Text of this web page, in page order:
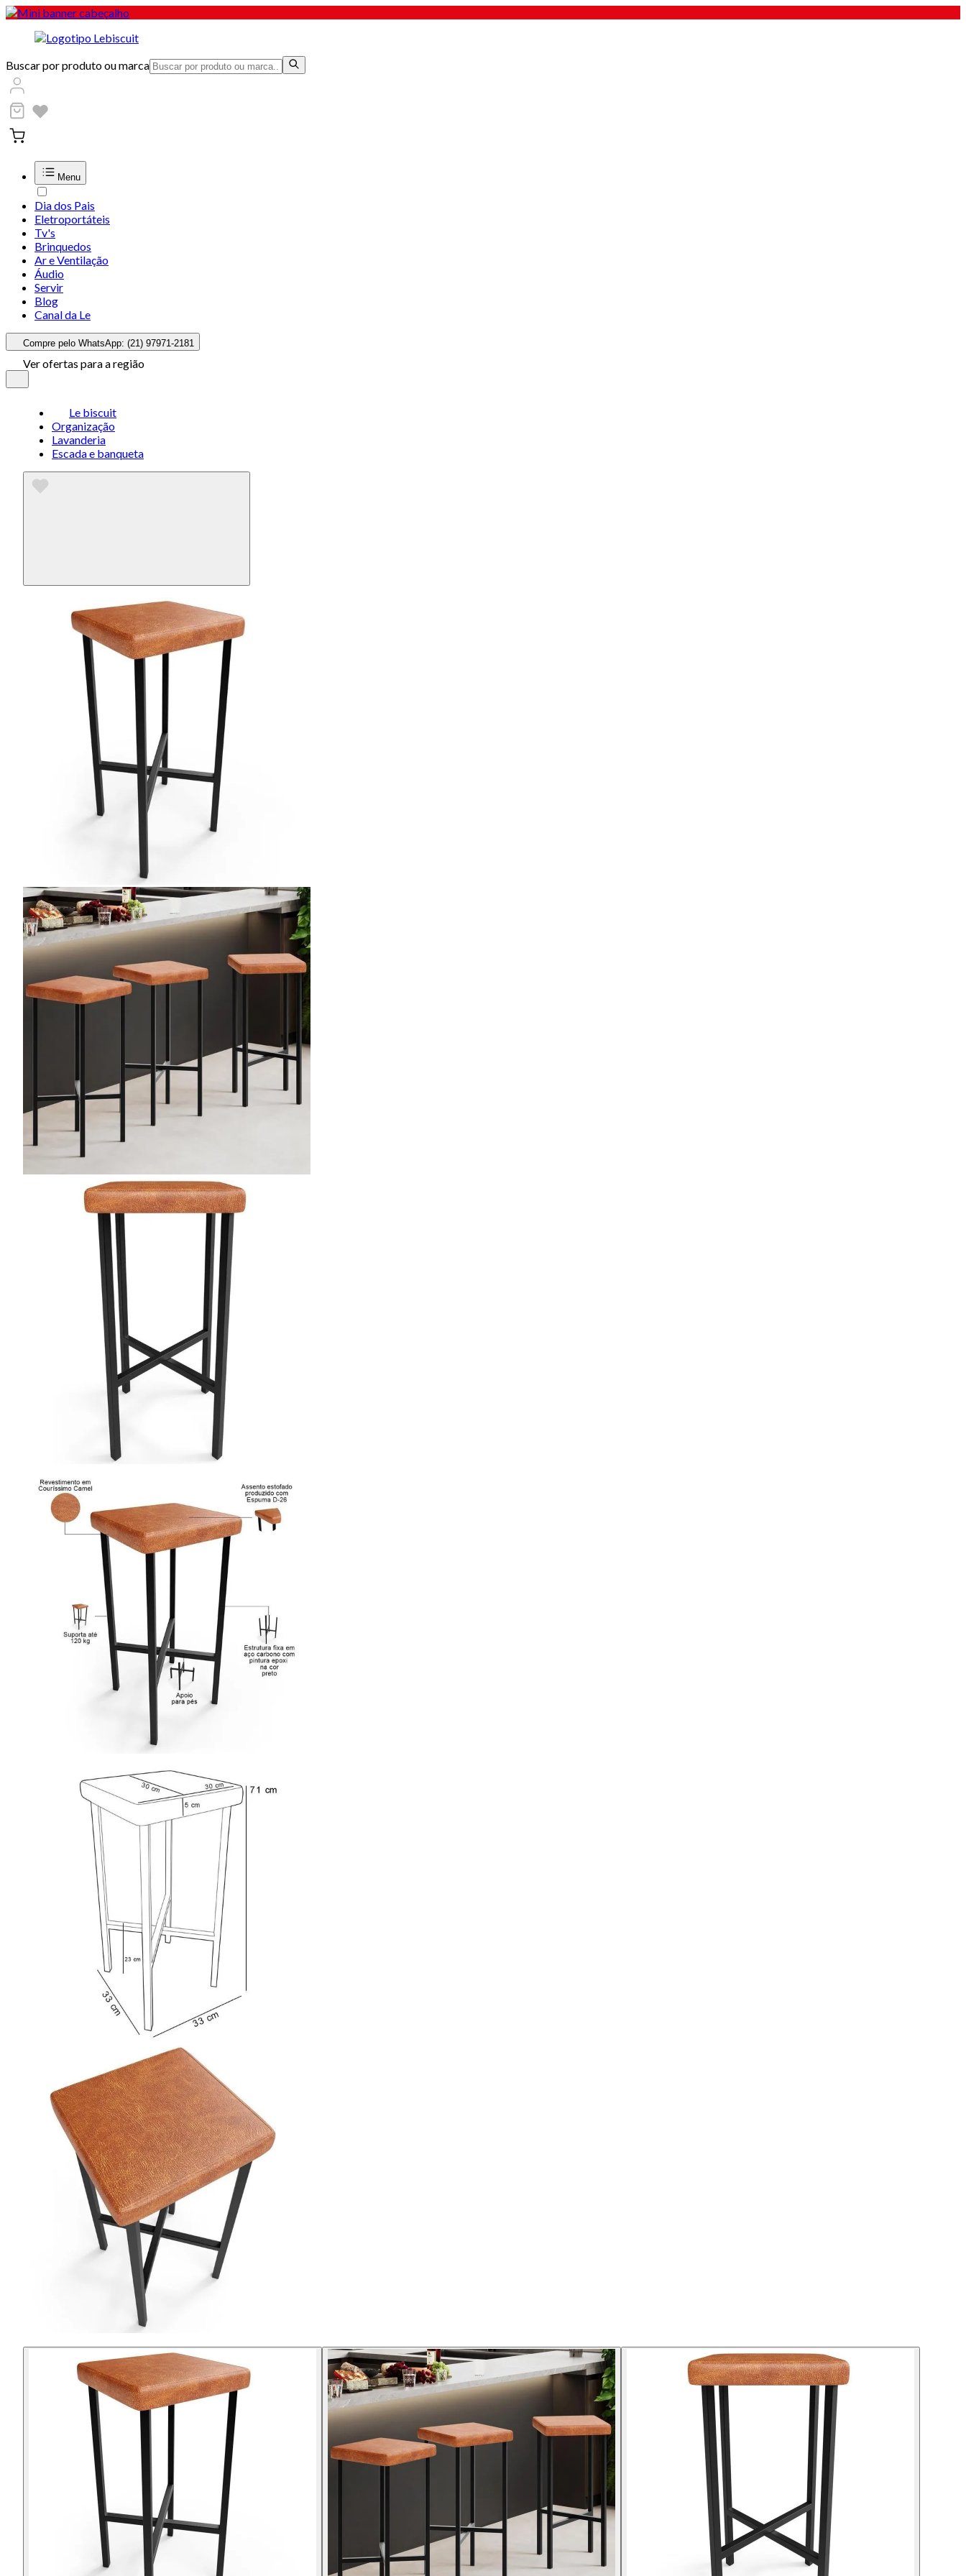
Buscar por produto ou marca
Menu
Dia dos Pais
Eletroportáteis
Tv's
Brinquedos
Ar e Ventilação
Áudio
Servir
Blog
Canal da Le
Compre pelo WhatsApp: (21) 97971-2181
Ver ofertas para a região
Le biscuit
Organização
Lavanderia
Escada e banqueta